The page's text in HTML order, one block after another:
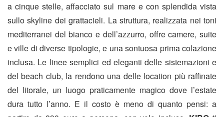
a cinque stelle, affacciato sul mare e con splendida vista
sullo skyline dei grattacieli. La struttura, realizzata nei toni
mediterranei del bianco e dell’azzurro, offre camere, suite
e ville di diverse tipologie, e una sontuosa prima colazione
inclusa. Le linee semplici ed eleganti delle sistemazioni e
del beach club, la rendono una delle location più raffinate
del litorale, un luogo praticamente magico dove l’estate
dura tutto l’anno. E il costo è meno di quanto pensi: a